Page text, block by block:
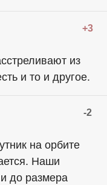
+3
из
и то и другое.
-2
на орбите
Наши
до размера